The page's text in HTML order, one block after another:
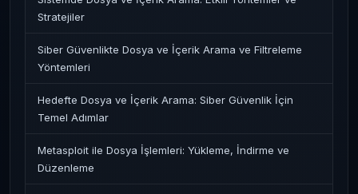
Stratejiler
Siber Güvenlikte Dosya ve İçerik Arama ve Filtreleme
Yöntemleri
Hedefte Dosya ve İçerik Arama: Siber Güvenlik İçin
Temel Adımlar
Metasploit ile Dosya İşlemleri: Yükleme, İndirme ve
Düzenleme